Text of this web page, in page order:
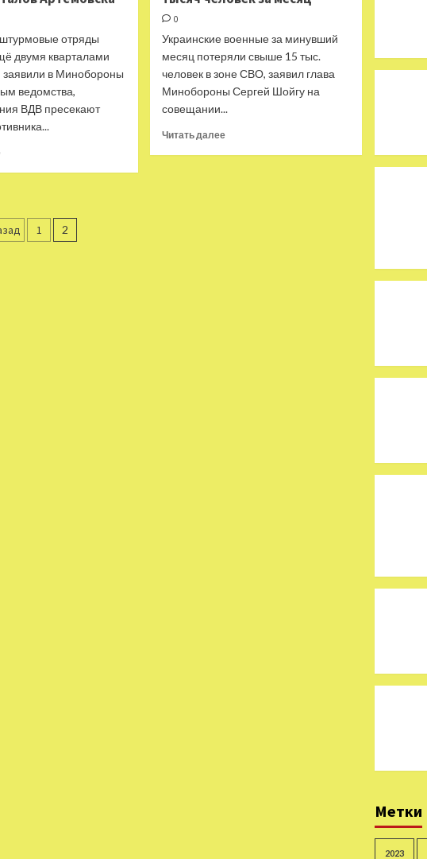
отряды
двумя кварталами
заявили в Минобороны
ведомства,
ВДВ пресекают
Прочитать
противника»:
в
0
Украинские военные за минувший
месяц потеряли свыше 15 тыс.
человек в зоне СВО, заявил глава
Минобороны Сергей Шойгу на
совещании...
Читать далееПрочитать
1 2
Метки
2023